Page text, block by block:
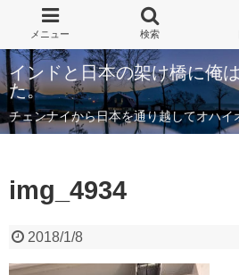
インドと日本の架け橋に俺
た。
チェンナイから日本を通り越してオハ
img_4934
2018/1/8